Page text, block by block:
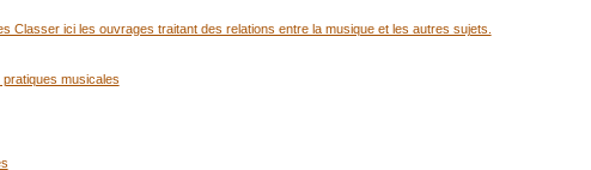
Classer ici les ouvrages traitant des relations entre la musique et les autres sujets.
musicales